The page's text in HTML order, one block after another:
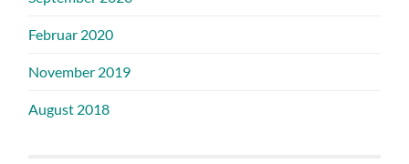
Februar 2020
November 2019
August 2018